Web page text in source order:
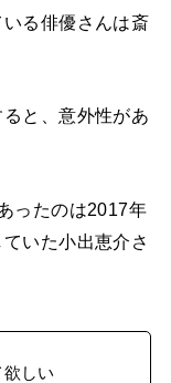
る俳優さんは斎
と、意外性があ
ったのは2017年
いた小出恵介さ
しい